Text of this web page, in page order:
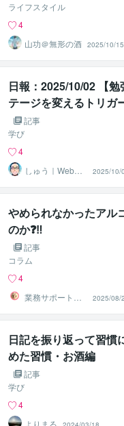
ライフスタイル
4
山功＠無形の酒 2025/10/15
日報：2025/10/02 【
テージを変えるトリガ
記事
学び
4
しゅう｜Webコ
ーダー
2025/10/
やめられなかったアル
のか❓‼️
記事
コラム
4
業務サポート＠
ストーリー
2025/08/
日記を振り返って習
めた習慣・お酒編
記事
学び
4
よりまる